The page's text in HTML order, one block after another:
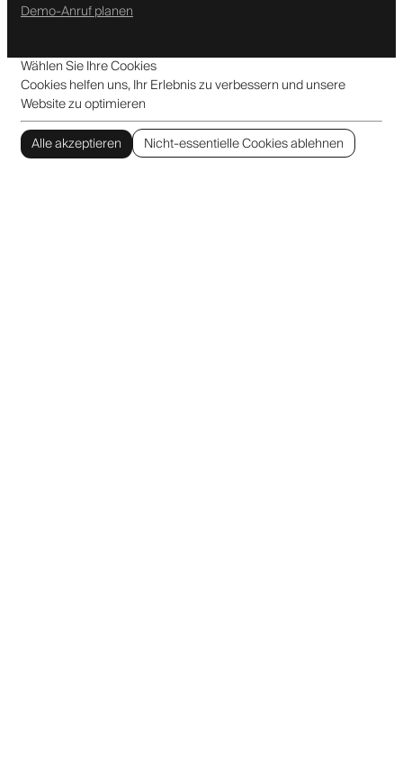
Demo-Anruf planen
Wählen Sie Ihre Cookies
Cookies helfen uns, Ihr Erlebnis zu verbessern und unsere
Website zu optimieren
Alle akzeptieren
Nicht-essentielle Cookies ablehnen